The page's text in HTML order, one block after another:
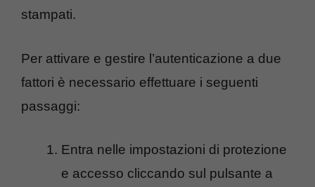
stampati.
Per attivare e gestire l’autenticazione a due
fattori è necessario effettuare i seguenti
passaggi:
Entra nelle impostazioni di protezione
e accesso cliccando sul pulsante a